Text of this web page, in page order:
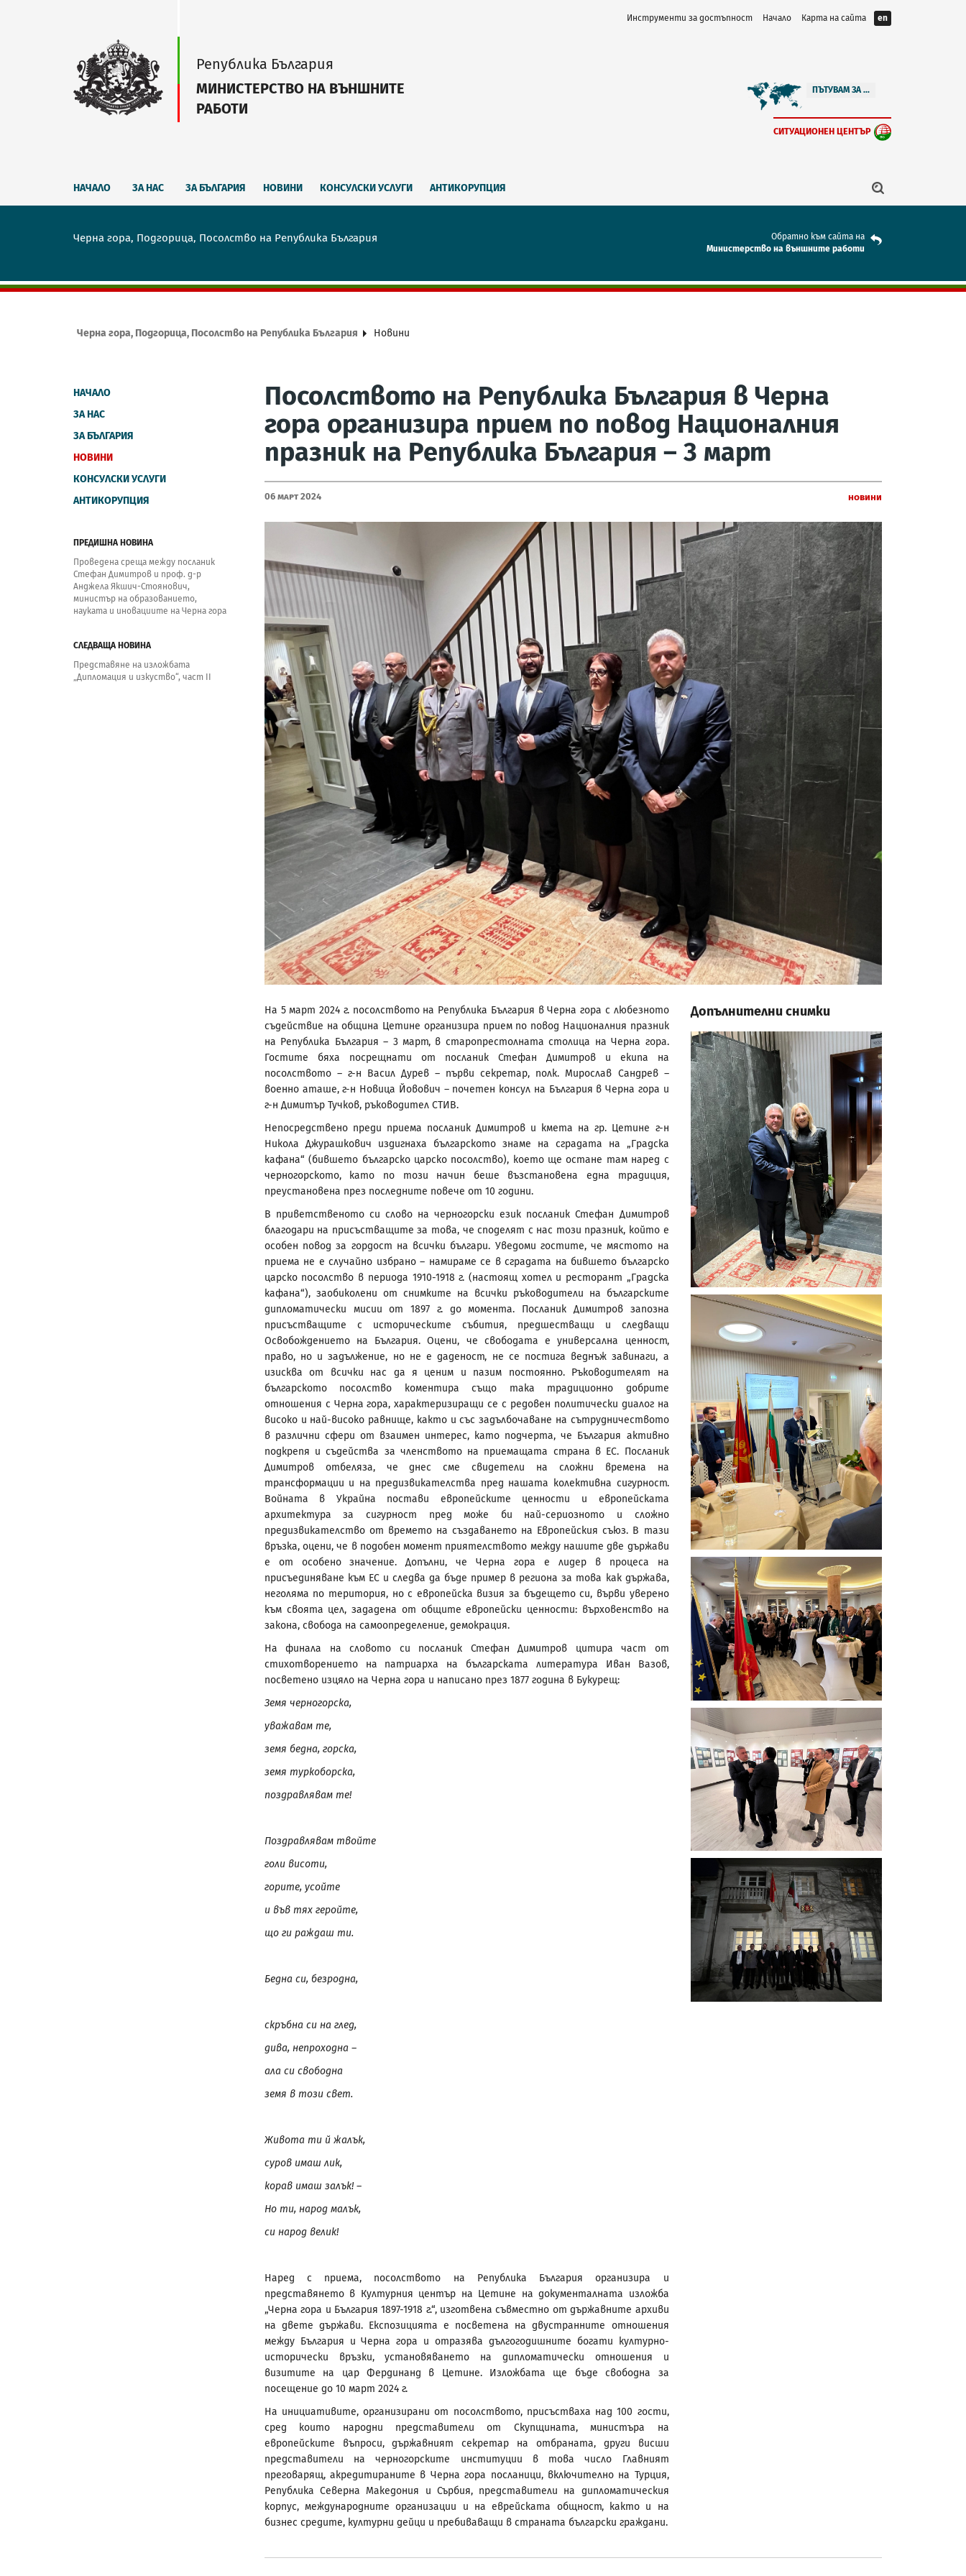
Инструменти за достъпност Начало Карта на сайта en
Република България
МИНИСТЕРСТВО НА ВЪНШНИТЕ
РАБОТИ
ПЪТУВАМ ЗА ...
СИТУАЦИОНЕН ЦЕНТЪР
НАЧАЛО ЗА НАС ЗА БЪЛГАРИЯ НОВИНИ КОНСУЛСКИ УСЛУГИ АНТИКОРУПЦИЯ
Черна гора, Подгорица, Посолство на Република България
Обратно към сайта на
Mинистерство на външните работи
Черна гора, Подгорица, Посолство на Република България Новини
НАЧАЛО
ЗА НАС
ЗА БЪЛГАРИЯ
НОВИНИ
КОНСУЛСКИ УСЛУГИ
АНТИКОРУПЦИЯ
ПРЕДИШНА НОВИНА
Проведена среща между посланик
Стефан Димитров и проф. д-р
Анджела Якшич-Стоянович,
министър на образованието,
науката и иновациите на Черна гора
СЛЕДВАЩА НОВИНА
Представяне на изложбата
„Дипломация и изкуство“, част II
Посолството на Република България в Черна
гора организира прием по повод Националния
празник на Република България – 3 март
06 Март 2024 Новини
На 5 март 2024 г. посолството на Република България в Черна гора с любезното
съдействие на община Цетине организира прием по повод Националния празник
на Република България – 3 март, в старопрестолната столица на Черна гора.
Гостите бяха посрещнати от посланик Стефан Димитров и екипа на
посолството – г-н Васил Дурев – първи секретар, полк. Мирослав Сандрев –
военно аташе, г-н Новица Йовович – почетен консул на България в Черна гора и
г-н Димитър Тучков, ръководител СТИВ.
Непосредствено преди приема посланик Димитров и кмета на гр. Цетине г-н
Никола Джурашкович издигнаха българското знаме на сградата на „Градска
кафана“ (бившето българско царско посолство), което ще остане там наред с
черногорското, като по този начин беше възстановена една традиция,
преустановена през последните повече от 10 години.
В приветственото си слово на черногорски език посланик Стефан Димитров
благодари на присъстващите за това, че споделят с нас този празник, който е
особен повод за гордост на всички българи. Уведоми гостите, че мястото на
приема не е случайно избрано – намираме се в сградата на бившето българско
царско посолство в периода 1910-1918 г. (настоящ хотел и ресторант „Градска
кафана“), заобиколени от снимките на всички ръководители на българските
дипломатически мисии от 1897 г. до момента. Посланик Димитров запозна
присъстващите с историческите събития, предшестващи и следващи
Освобождението на България. Оцени, че свободата е универсална ценност,
право, но и задължение, но не е даденост, не се постига веднъж завинаги, а
изисква от всички нас да я ценим и пазим постоянно. Ръководителят на
българското посолство коментира също така традиционно добрите
отношения с Черна гора, характеризиращи се с редовен политически диалог на
високо и най-високо равнище, както и със задълбочаване на сътрудничеството
в различни сфери от взаимен интерес, като подчерта, че България активно
подкрепя и съдейства за членството на приемащата страна в ЕС. Посланик
Димитров отбеляза, че днес сме свидетели на сложни времена на
трансформации и на предизвикателства пред нашата колективна сигурност.
Войната в Украйна постави европейските ценности и европейската
архитектура за сигурност пред може би най-сериозното и сложно
предизвикателство от времето на създаването на Европейския съюз. В тази
връзка, оцени, че в подобен момент приятелството между нашите две държави
е от особено значение. Допълни, че Черна гора е лидер в процеса на
присъединяване към ЕС и следва да бъде пример в региона за това как държава,
неголяма по територия, но с европейска визия за бъдещето си, върви уверено
към своята цел, зададена от общите европейски ценности: върховенство на
закона, свобода на самоопределение, демокрация.
На финала на словото си посланик Стефан Димитров цитира част от
стихотворението на патриарха на българската литература Иван Вазов,
посветено изцяло на Черна гора и написано през 1877 година в Букурещ:
Земя черногорска,
уважавам те,
земя бедна, горска,
земя туркоборска,
поздравлявам те!
Поздравлявам твойте
голи висоти,
горите, усойте
и във тях геройте,
що ги раждаш ти.
Бедна си, безродна,
скръбна си на глед,
дива, непроходна –
ала си свободна
земя в този свет.
Живота ти й жалък,
суров имаш лик,
корав имаш залък! –
Но ти, народ малък,
си народ велик!
Наред с приема, посолството на Република България организира и
представянето в Културния център на Цетине на документалната изложба
„Черна гора и България 1897-1918 г.“, изготвена съвместно от държавните архиви
на двете държави. Експозицията е посветена на двустранните отношения
между България и Черна гора и отразява дългогодишните богати културно-
исторически връзки, установяването на дипломатически отношения и
визитите на цар Фердинанд в Цетине. Изложбата ще бъде свободна за
посещение до 10 март 2024 г.
На инициативите, организирани от посолството, присъстваха над 100 гости,
сред които народни представители от Скупщината, министъра на
европейските въпроси, държавният секретар на отбраната, други висши
представители на черногорските институции в това число Главният
преговарящ, акредитираните в Черна гора посланици, включително на Турция,
Република Северна Македония и Сърбия, представители на дипломатическия
корпус, международните организации и на еврейската общност, както и на
бизнес средите, културни дейци и пребиваващи в страната български граждани.
Допълнителни снимки